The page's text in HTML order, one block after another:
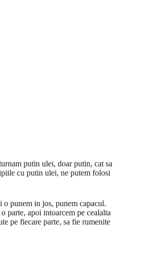
putin ulei, doar putin, cat sa
cu putin ulei, ne putem folosi
o punem in jos, punem capacul.
parte, apoi intoarcem pe cealalta
pe fiecare parte, sa fie rumenite